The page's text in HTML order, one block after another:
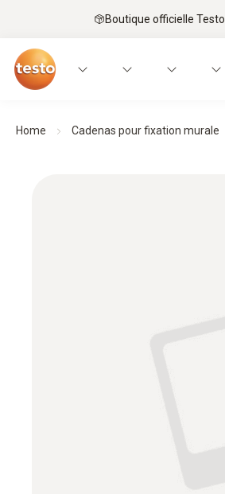
Boutique officielle Testo
Home Cadenas pour fixation murale